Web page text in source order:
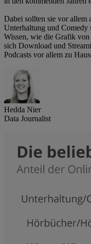
Dabei sollten sie vor allem
Unterhaltung und Comedy
Wissen, wie die Grafik
sich Download und
Podcasts vor allem zu
Hedda Nier
Data Journalist